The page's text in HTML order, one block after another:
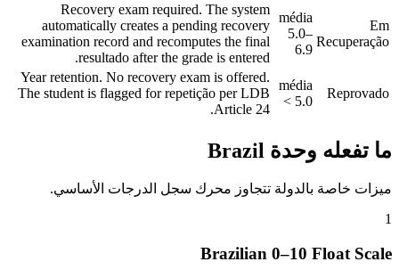
Em
Recuperação
média
5.0–
6.9
Recovery exam required. The system
automatically creates a pending recovery
examination record and recomputes the final
resultado after the grade is entered.
Reprovado
média
< 5.0
Year retention. No recovery exam is offered.
The student is flagged for repetição per LDB
Article 24.
ما تفعله وحدة Brazil
ميزات خاصة بالدولة تتجاوز محرك سجل الدرجات الأساسي.
1
Brazilian 0–10 Float Scale